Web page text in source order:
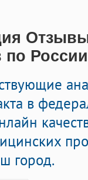
по России
в
город.